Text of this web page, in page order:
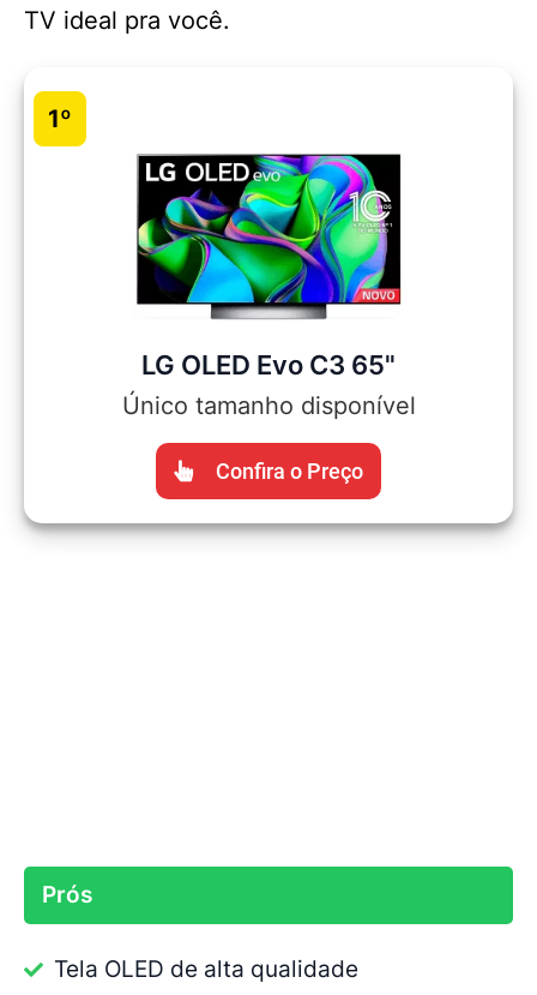
TV ideal pra você.
1º
LG OLED Evo C3 65"
Único tamanho disponível
Confira o Preço
Prós
Tela OLED de alta qualidade